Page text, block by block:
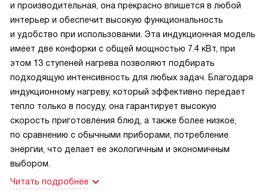
и производительная, она прекрасно впишется в любой
интерьер и обеспечит высокую функциональность
и удобство при использовании. Эта индукционная модель
имеет две конфорки с общей мощностью 7.4 кВт, при
этом 13 ступеней нагрева позволяют подбирать
подходящую интенсивность для любых задач. Благодаря
индукционному нагреву, который эффективно передает
тепло только в посуду, она гарантирует высокую
скорость приготовления блюд, а также более низкое,
по сравнению с обычными приборами, потребление
энергии, что делает ее экологичным и экономичным
выбором.
Читать подробнее